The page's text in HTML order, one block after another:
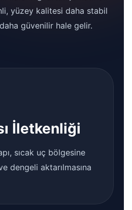
yüzey kalitesi daha stabil
güvenilir hale gelir.
İletkenliği
sıcak uç bölgesine
ve dengeli aktarılmasına